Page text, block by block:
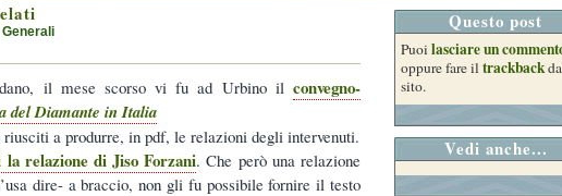
Generali
il mese scorso vi fu ad Urbino il convegno-
del Diamante in Italia
a produrre, in pdf, le relazioni degli intervenuti.
la relazione di Jiso Forzani. Che però una relazione
dire- a braccio, non gli fu possibile fornire il testo
Questo post
Puoi lasciare un
oppure fare il trackback
sito.
Vedi anche...